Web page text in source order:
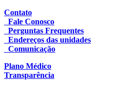
Contato
Fale Conosco
Perguntas Frequentes
Endereços das unidades
Comunicação
Plano Médico
Transparência